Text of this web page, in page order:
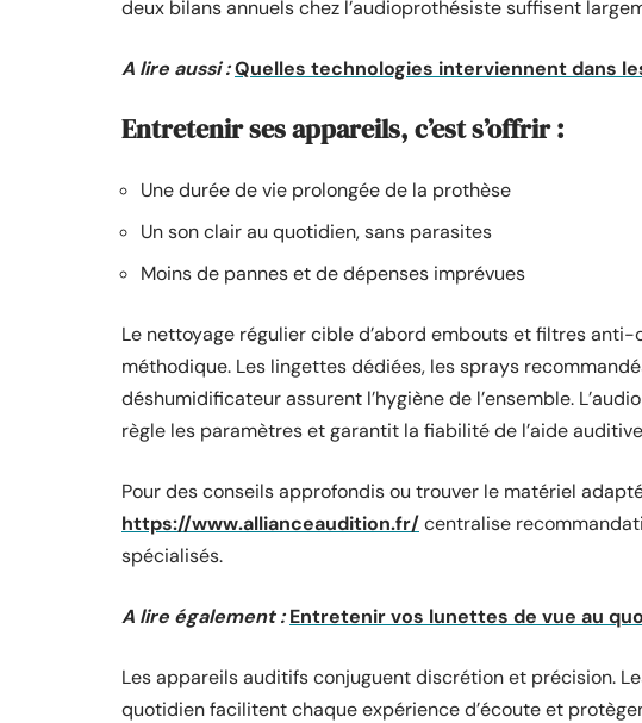
deux bilans annuels chez l’audioprothésiste suffisent
A lire aussi :Quelles technologies interviennent dans
Entretenir ses appareils, c’est s’offrir :
Une durée de vie prolongée de la prothèse
Un son clair au quotidien, sans parasites
Moins de pannes et de dépenses imprévues
Le nettoyage régulier cible d’abord embouts et filtres
méthodique. Les lingettes dédiées, les sprays
déshumidificateur assurent l’hygiène de l’ensemble.
règle les paramètres et garantit la fiabilité de l’aide
Pour des conseils approfondis ou trouver le matériel
https://www.allianceaudition.fr/centralise
spécialisés.
A lire également : Entretenir vos lunettes de vue au
Les appareils auditifs conjuguent discrétion et précision.
quotidien facilitent chaque expérience d’écoute et